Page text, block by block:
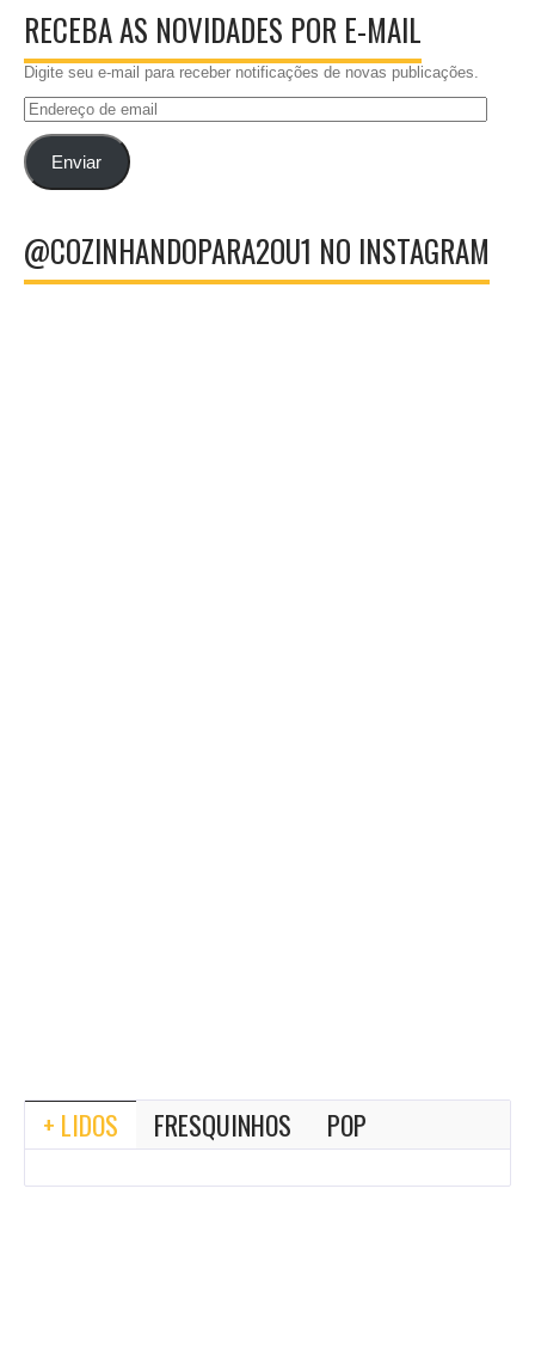
RECEBA AS NOVIDADES POR E-MAIL
Digite seu e-mail para receber notificações de novas publicações.
Endereço
emailEnviar
@COZINHANDOPARA2OU1 NO INSTAGRAM
+ LIDOS FRESQUINHOS POP